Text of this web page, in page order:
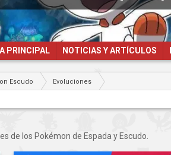
PRINCIPAL NOTICIAS Y ARTÍCULOS
Escudo Evoluciones
de los Pokémon de Espada y Escudo.